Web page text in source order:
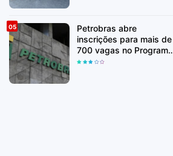
Petrobras abre
inscrições para mais de
700 vagas no Programa
Jovem Aprendiz em